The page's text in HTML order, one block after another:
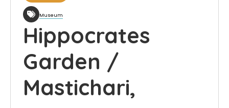
Museum
Hippocrates
Garden /
Mastichari,